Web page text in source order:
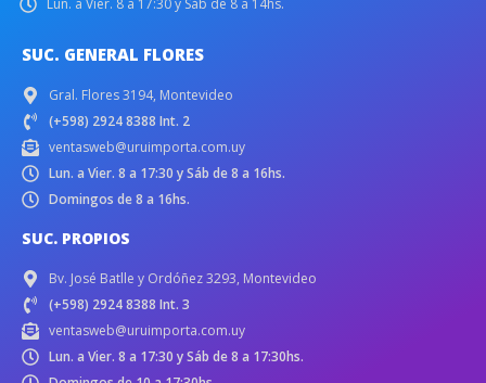
Lun. a Vier. 8 a 17:30 y Sáb de 8 a 14hs.
SUC. GENERAL FLORES
Gral. Flores 3194, Montevideo
(+598) 2924 8388 Int. 2
ventasweb@uruimporta.com.uy
Lun. a Vier. 8 a 17:30 y Sáb de 8 a 16hs.
Domingos de 8 a 16hs.
SUC. PROPIOS
Bv. José Batlle y Ordóñez 3293, Montevideo
(+598) 2924 8388 Int. 3
ventasweb@uruimporta.com.uy
Lun. a Vier. 8 a 17:30 y Sáb de 8 a 17:30hs.